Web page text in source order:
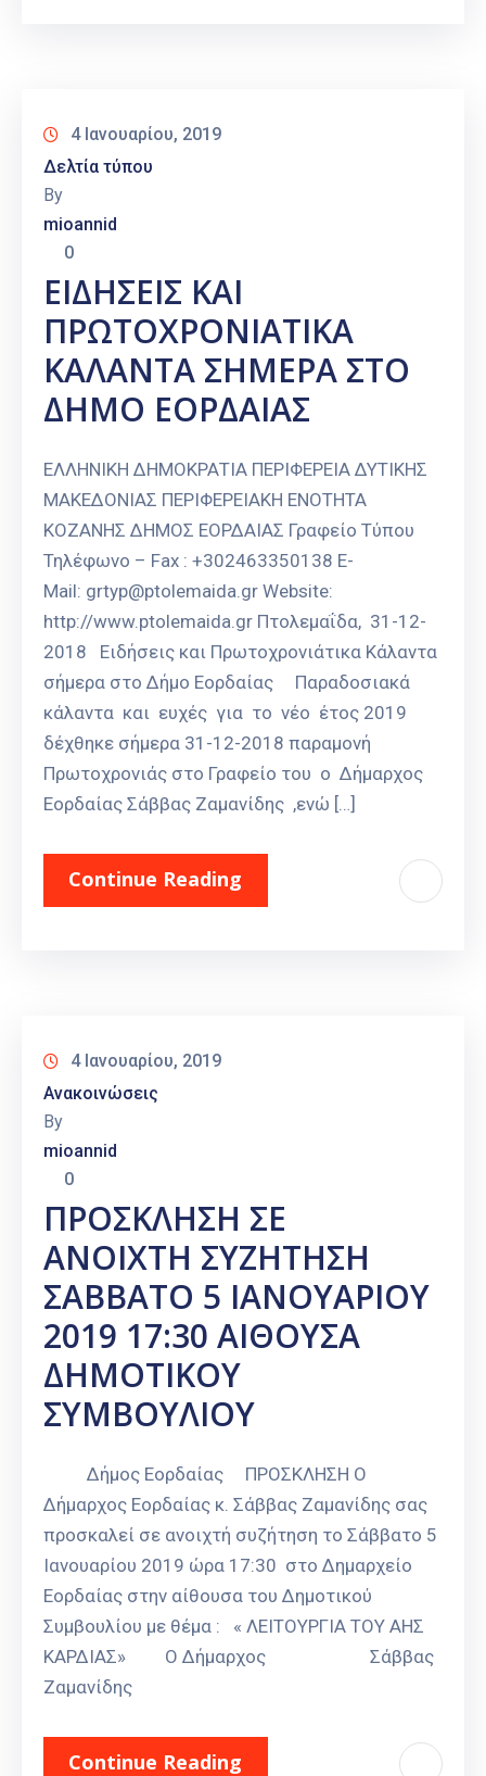
4 Ιανουαρίου, 2019
Δελτία τύπου
By
mioannid
0
ΕΙΔΗΣΕΙΣ ΚΑΙ
ΠΡΩΤΟΧΡΟΝΙΑΤΙΚΑ
ΚΑΛΑΝΤΑ ΣΗΜΕΡΑ ΣΤΟ
ΔΗΜΟ ΕΟΡΔΑΙΑΣ
ΕΛΛΗΝΙΚΗ ΔΗΜΟΚΡΑΤΙΑ ΠΕΡΙΦΕΡΕΙΑ ΔΥΤΙΚΗΣ
ΜΑΚΕΔΟΝΙΑΣ ΠΕΡΙΦΕΡΕΙΑΚΗ ΕΝΟΤΗΤΑ
ΚΟΖΑΝΗΣ ΔΗΜΟΣ ΕΟΡΔΑΙΑΣ Γραφείο Τύπου
Τηλέφωνο – Fax : +302463350138 E-
Mail: grtyp@ptolemaida.gr Website:
http://www.ptolemaida.gr Πτολεμαΐδα, 31-12-
2018 Ειδήσεις και Πρωτοχρονιάτικα Κάλαντα
σήμερα στο Δήμο Εορδαίας Παραδοσιακά
κάλαντα και ευχές για το νέο έτος 2019
δέχθηκε σήμερα 31-12-2018 παραμονή
Πρωτοχρονιάς στο Γραφείο του ο Δήμαρχος
Εορδαίας Σάββας Ζαμανίδης ,ενώ […]
Continue Reading
4 Ιανουαρίου, 2019
Ανακοινώσεις
By
mioannid
0
ΠΡΟΣΚΛΗΣΗ ΣΕ
ΑΝΟΙΧΤΗ ΣΥΖΗΤΗΣΗ
ΣΑΒΒΑΤΟ 5 ΙΑΝΟΥΑΡΙΟΥ
2019 17:30 ΑΙΘΟΥΣΑ
ΔΗΜΟΤΙΚΟΥ
ΣΥΜΒΟΥΛΙΟΥ
Δήμος Εορδαίας ΠΡΟΣΚΛΗΣΗ Ο
Δήμαρχος Εορδαίας κ. Σάββας Ζαμανίδης σας
προσκαλεί σε ανοιχτή συζήτηση το Σάββατο 5
Ιανουαρίου 2019 ώρα 17:30 στο Δημαρχείο
Εορδαίας στην αίθουσα του Δημοτικού
Συμβουλίου με θέμα : « ΛΕΙΤΟΥΡΓΙΑ ΤΟΥ ΑΗΣ
ΚΑΡΔΙΑΣ» Ο Δήμαρχος Σάββας
Ζαμανίδης
Continue Reading